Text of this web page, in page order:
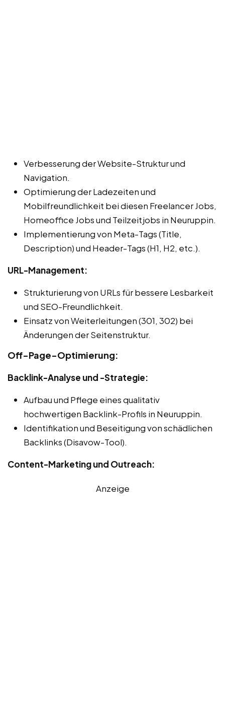
Verbesserung der Website-Struktur und
Navigation.
Optimierung der Ladezeiten und
Mobilfreundlichkeit bei diesen Freelancer Jobs,
Homeoffice Jobs und Teilzeitjobs in Neuruppin.
Implementierung von Meta-Tags (Title,
Description) und Header-Tags (H1, H2, etc.).
URL-Management:
Strukturierung von URLs für bessere Lesbarkeit
und SEO-Freundlichkeit.
Einsatz von Weiterleitungen (301, 302) bei
Änderungen der Seitenstruktur.
Off-Page-Optimierung:
Backlink-Analyse und -Strategie:
Aufbau und Pflege eines qualitativ
hochwertigen Backlink-Profils in Neuruppin.
Identifikation und Beseitigung von schädlichen
Backlinks (Disavow-Tool).
Content-Marketing und Outreach:
Anzeige